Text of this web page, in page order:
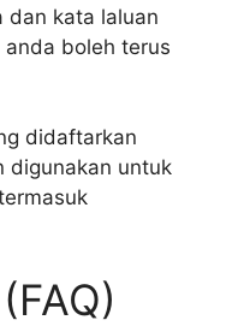
dan kata laluan
boleh terus
didaftarkan
digunakan untuk